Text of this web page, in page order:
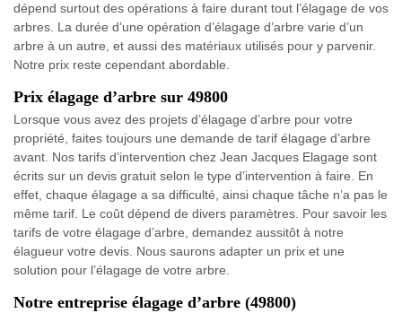
dépend surtout des opérations à faire durant tout l’élagage de vos
arbres. La durée d’une opération d’élagage d’arbre varie d’un
arbre à un autre, et aussi des matériaux utilisés pour y parvenir.
Notre prix reste cependant abordable.
Prix élagage d’arbre sur 49800
Lorsque vous avez des projets d’élagage d’arbre pour votre
propriété, faites toujours une demande de tarif élagage d’arbre
avant. Nos tarifs d’intervention chez Jean Jacques Elagage sont
écrits sur un devis gratuit selon le type d’intervention à faire. En
effet, chaque élagage a sa difficulté, ainsi chaque tâche n’a pas le
même tarif. Le coût dépend de divers paramètres. Pour savoir les
tarifs de votre élagage d’arbre, demandez aussitôt à notre
élagueur votre devis. Nous saurons adapter un prix et une
solution pour l’élagage de votre arbre.
Notre entreprise élagage d’arbre (49800)